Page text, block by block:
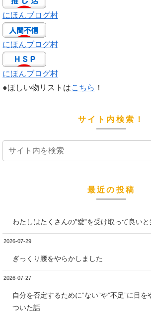
にほんブログ村
にほんブログ村
にほんブログ村
●ほしい物リストはこちら ！
サイト内検索！
最近の投稿
わたしはたくさんの”愛”を受け取って良い
2026-07-29
ぎっくり腰をやらかしました
2026-07-27
自分を否定するために”ない”や”不足”に目
ついた話